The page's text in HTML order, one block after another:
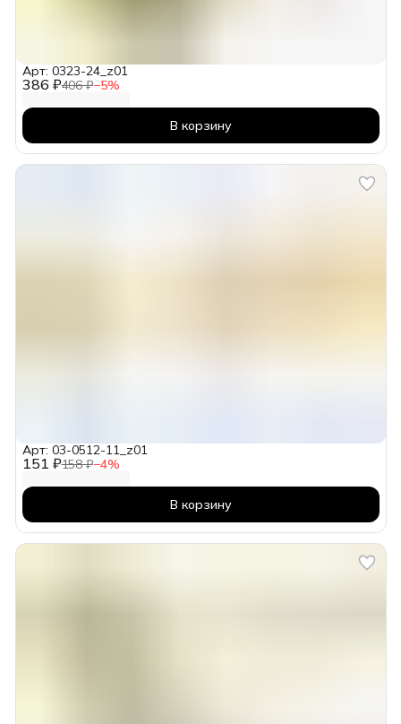
386 ₽406 ₽−5%
Арт: 0323-24_z01
В корзину
151 ₽158 ₽−4%
Арт: 03-0512-11_z01
В корзину